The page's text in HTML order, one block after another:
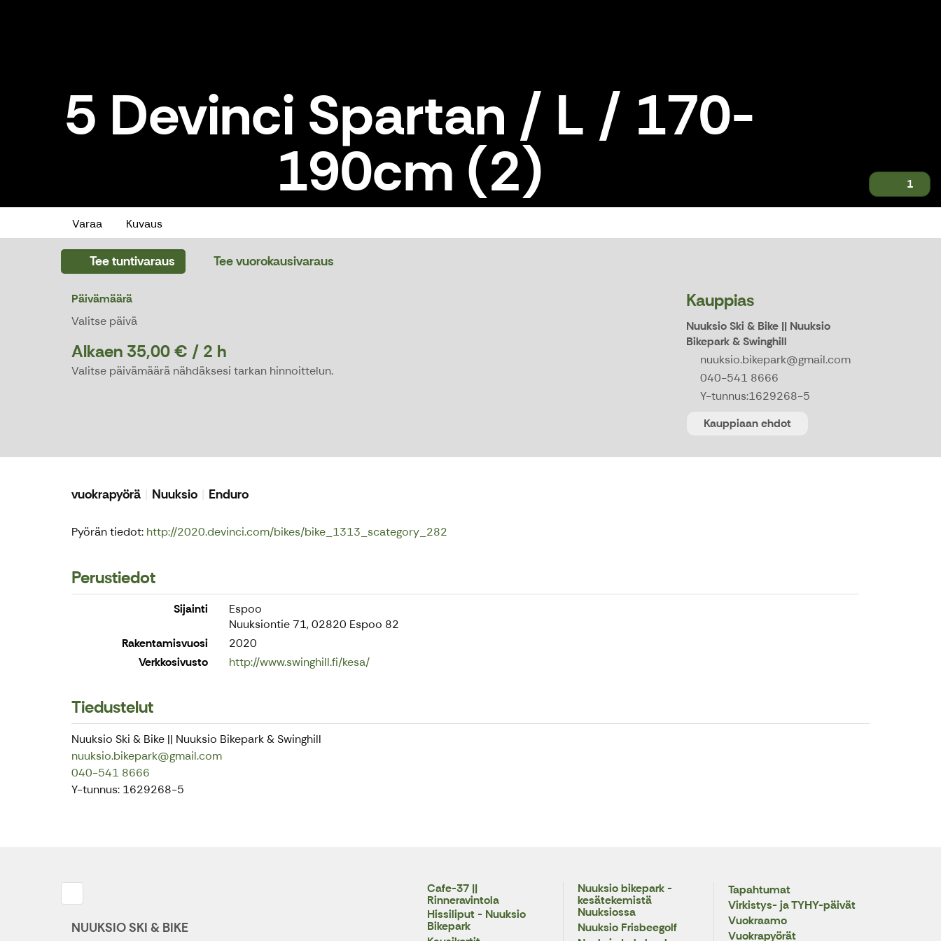
5 Devinci Spartan / L / 170-
190cm (2) 1
5 Devinci Spartan / L / 170-190cm (2)
Varaa Kuvaus
Tee tuntivaraus Tee vuorokausivaraus
Päivämäärä
Valitse päivä
Alkaen 35,00 € / 2 h
Valitse päivämäärä nähdäksesi tarkan hinnoittelun.
Kauppias
Nuuksio Ski & Bike || Nuuksio
Bikepark & Swinghill
nuuksio.bikepark@gmail.com
040-541 8666
Y-tunnus:1629268-5
Kauppiaan ehdot
vuokrapyörä Nuuksio Enduro
Pyörän tiedot: http://2020.devinci.com/bikes/bike_1313_scategory_282
Perustiedot
Sijainti
Espoo
Nuuksiontie 71, 02820 Espoo 82
Rakentamisvuosi
2020
Verkkosivusto
http://www.swinghill.fi/kesa/
Tiedustelut
Nuuksio Ski & Bike || Nuuksio Bikepark & Swinghill
nuuksio.bikepark@gmail.com
040-541 8666
Y-tunnus: 1629268-5
NUUKSIO SKI & BIKE
Cafe-37 ||
Rinneravintola
Hissiliput - Nuuksio
Bikepark
Nuuksio bikepark -
kesätekemistä
Nuuksiossa
Nuuksio Frisbeegolf
Tapahtumat
Virkistys- ja TYHY-päivät
Vuokraamo
Vuokrapyörät